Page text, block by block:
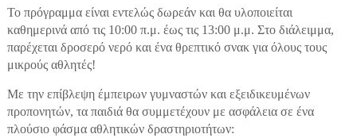
Το πρόγραμμα είναι εντελώς δωρεάν και θα υλοποιείται
καθημερινά από τις 10:00 π.μ. έως τις 13:00 μ.μ. Στο διάλειμμα,
παρέχεται δροσερό νερό και ένα θρεπτικό σνακ για όλους τους
μικρούς αθλητές!
Με την επίβλεψη έμπειρων γυμναστών και εξειδικευμένων
προπονητών, τα παιδιά θα συμμετέχουν με ασφάλεια σε ένα
πλούσιο φάσμα αθλητικών δραστηριοτήτων: